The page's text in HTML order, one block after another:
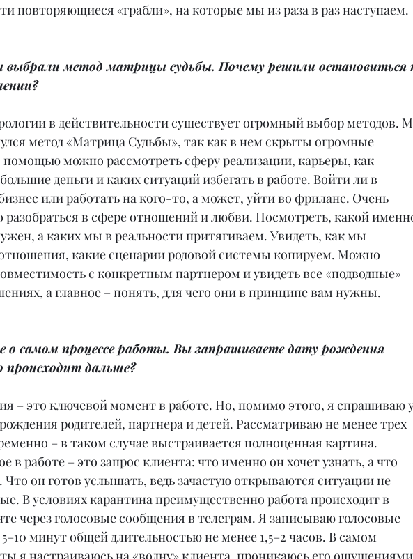
повторяющиеся «грабли», на которые мы из раза в раз наступаем.
выбрали метод матрицы судьбы. Почему решили остановиться
в действительности существует огромный выбор методов.
метод «Матрица Судьбы», так как в нем скрыты огромные
помощью можно рассмотреть сферу реализации, карьеры, как
деньги и каких ситуаций избегать в работе. Войти ли в
или работать на кого-то, а может, уйти во фриланс. Очень
в сфере отношений и любви. Посмотреть, какой
а каких мы в реальности притягиваем. Увидеть, как мы
какие сценарии родовой системы копируем. Можно
с конкретным партнером и увидеть все «подводные»
а главное – понять, для чего они в принципе вам нужны.
о самом процессе работы. Вы запрашиваете дату рождения
происходит дальше?
– это ключевой момент в работе. Но, помимо этого, я спрашиваю
родителей, партнера и детей. Рассматриваю не менее трех
– в таком случае выстраивается полноценная картина.
в работе – это запрос клиента: что именно он хочет узнать, а что
Что он готов услышать, ведь зачастую открываются ситуации не
В условиях карантина преимущественно работа происходит в
через голосовые сообщения в телеграм. Я записываю голосовые
минут общей длительностью не менее 1,5–2 часов. В самом
я настраиваюсь на «волну» клиента, проникаюсь его